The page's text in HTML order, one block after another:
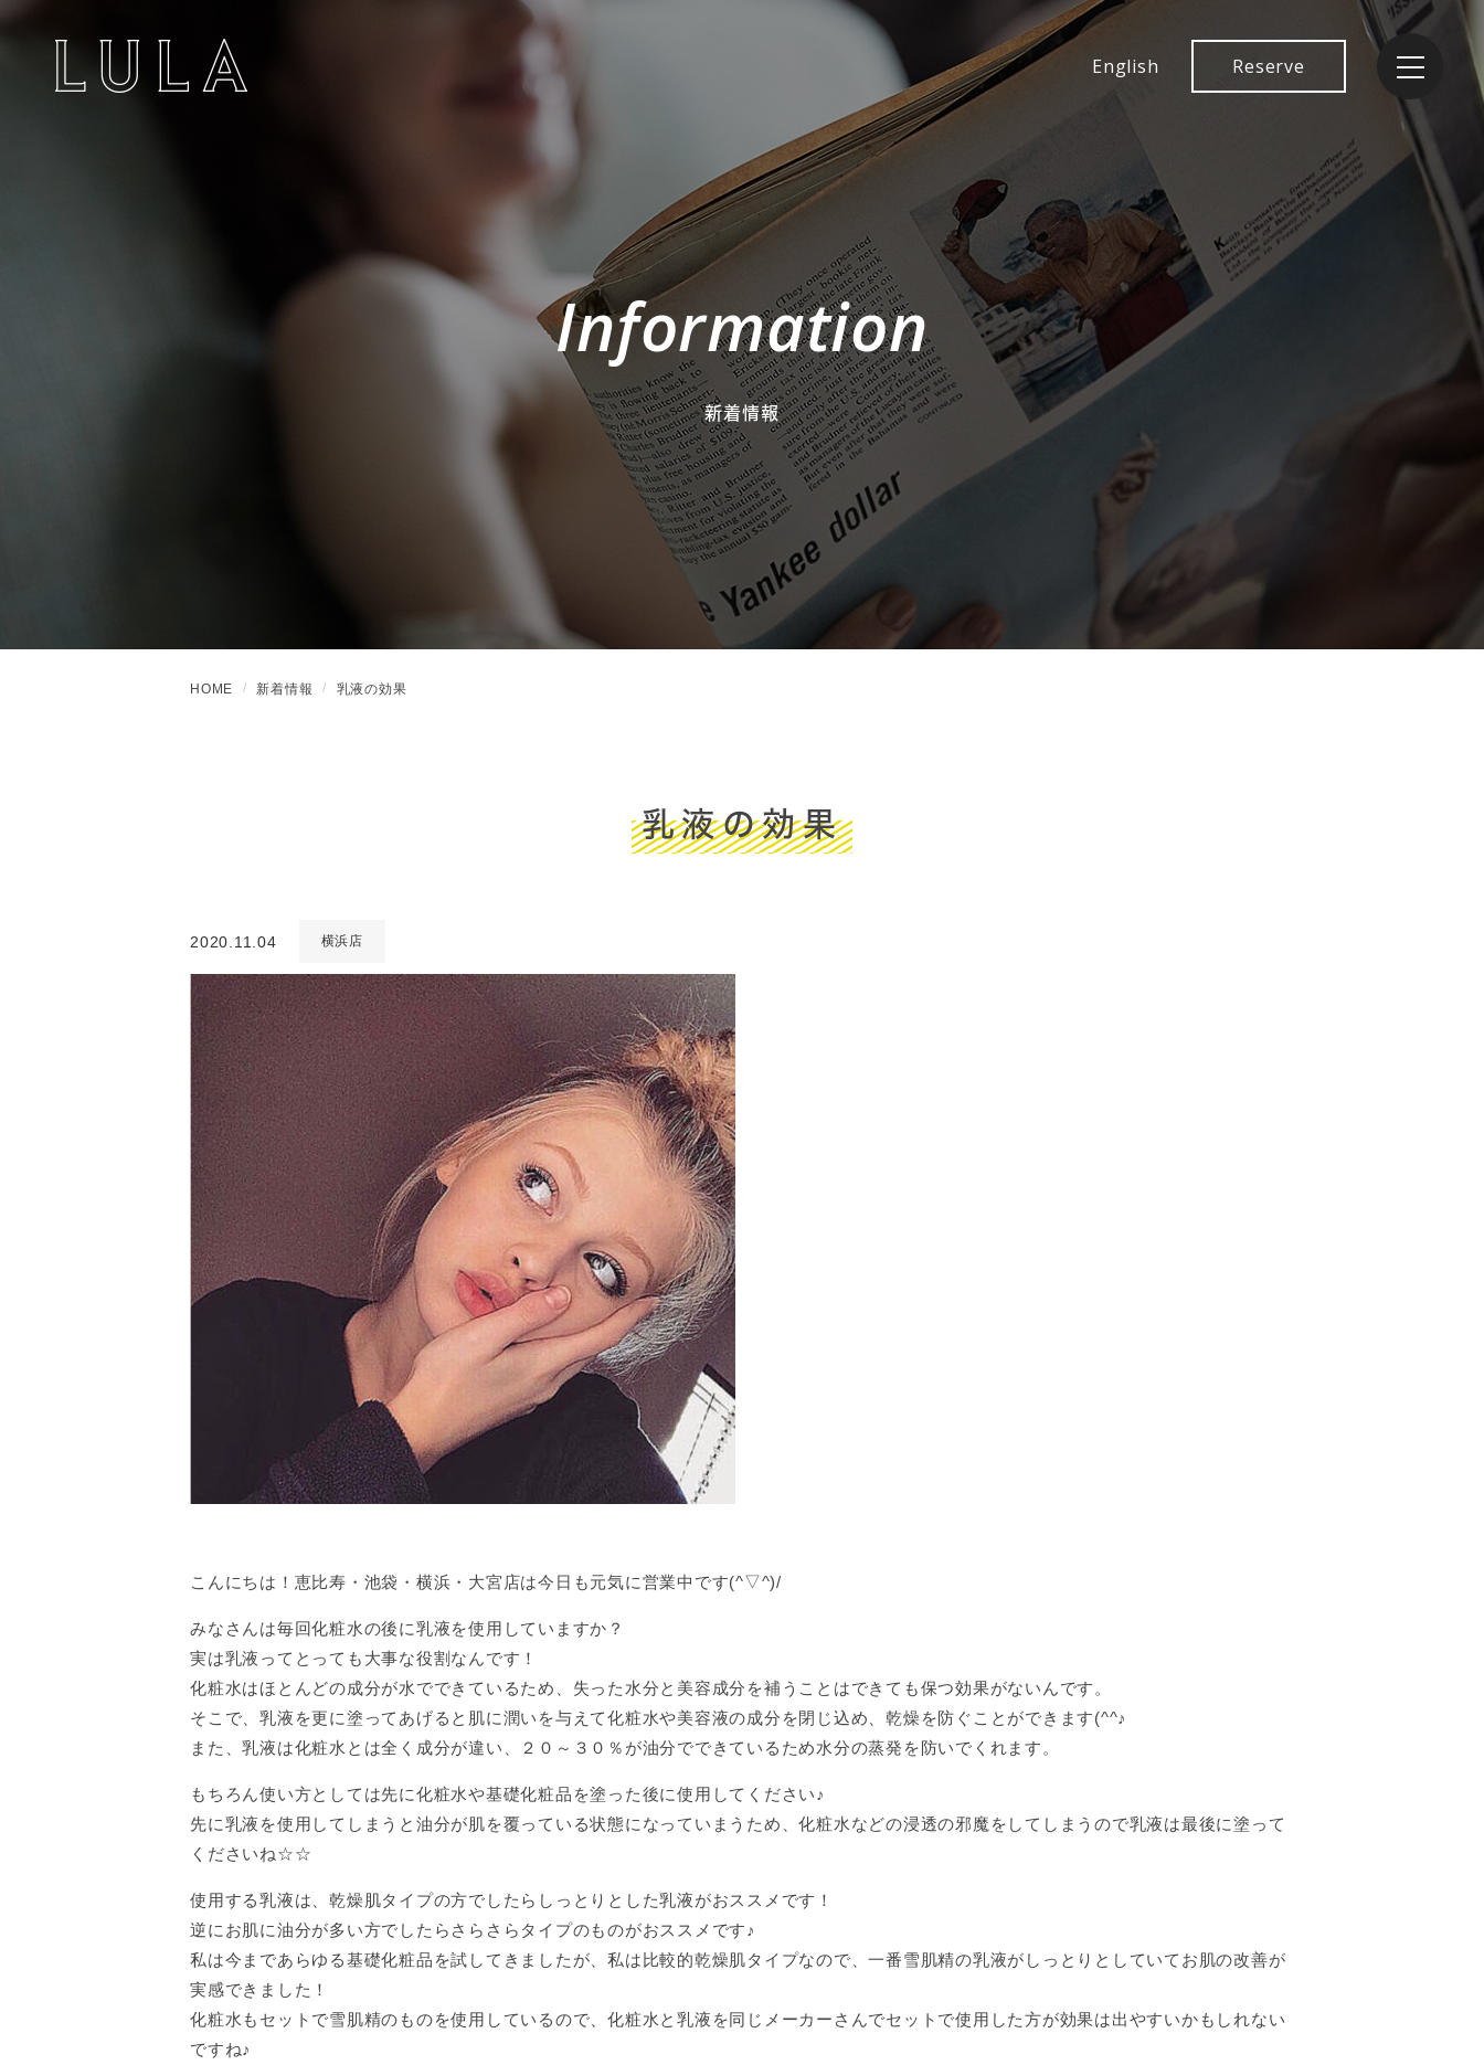
English Reserve
Information
新着情報
HOME 新着情報 乳液の効果
乳液の効果
2020.11.04 横浜店
こんにちは！恵比寿・池袋・横浜・大宮店は今日も元気に営業中です(^▽^)/
みなさんは毎回化粧水の後に乳液を使用していますか？
実は乳液ってとっても大事な役割なんです！
化粧水はほとんどの成分が水でできているため、失った水分と美容成分を補うことはできても保つ効果がないんです。
そこで、乳液を更に塗ってあげると肌に潤いを与えて化粧水や美容液の成分を閉じ込め、乾燥を防ぐことができます(^^♪
また、乳液は化粧水とは全く成分が違い、２０～３０％が油分でできているため水分の蒸発を防いでくれます。
もちろん使い方としては先に化粧水や基礎化粧品を塗った後に使用してください♪
先に乳液を使用してしまうと油分が肌を覆っている状態になっていまうため、化粧水などの浸透の邪魔をしてしまうので乳液は最後に塗って
くださいね☆☆
使用する乳液は、乾燥肌タイプの方でしたらしっとりとした乳液がおススメです！
逆にお肌に油分が多い方でしたらさらさらタイプのものがおススメです♪
私は今まであらゆる基礎化粧品を試してきましたが、私は比較的乾燥肌タイプなので、一番雪肌精の乳液がしっとりとしていてお肌の改善が
実感できました！
化粧水もセットで雪肌精のものを使用しているので、化粧水と乳液を同じメーカーさんでセットで使用した方が効果は出やすいかもしれない
ですね♪